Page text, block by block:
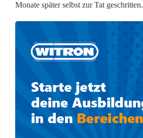
e
Monate später selbst zur Tat geschritten.